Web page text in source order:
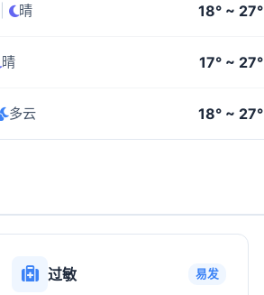
晴 18° ~ 27°
晴 17° ~ 27°
多云 18° ~ 27°
过敏 易发